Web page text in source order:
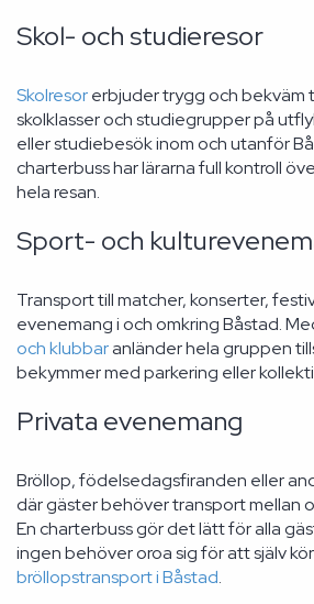
Skol- och studieresor
Skolresorerbjuder trygg och bekväm
skolklasser och studiegrupper på
eller studiebesök inom och utanför
charterbuss har lärarna full kontroll
hela resan.
Sport- och
Transport till matcher, konserter,
evenemang i och omkring Båstad.
och klubbaranländer hela gruppen
bekymmer med parkering eller
Privata evenemang
Bröllop, födelsedagsfiranden eller
där gäster behöver transport mellan
En charterbuss gör det lätt för alla
ingen behöver oroa sig för att själv
bröllopstransport i Båstad.